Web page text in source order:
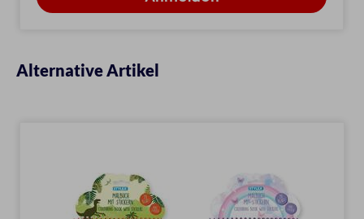
Alternative Artikel